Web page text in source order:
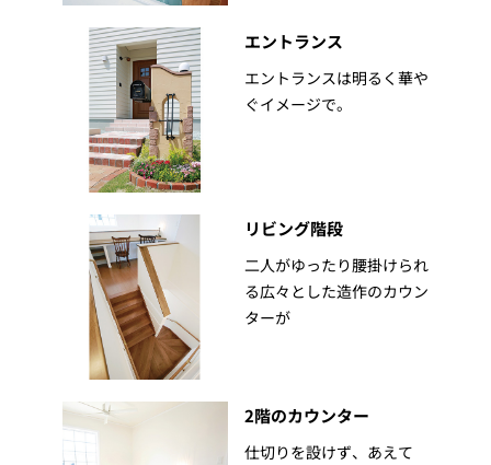
エントランス
エントランスは明るく華や
ぐイメージで。
リビング階段
二人がゆったり腰掛けられ
る広々とした造作のカウン
ターが
2階のカウンター
仕切りを設けず、あえて